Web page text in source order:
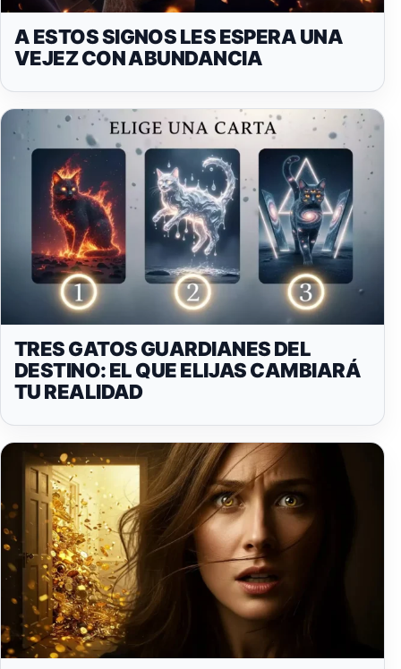
A ESTOS SIGNOS LES ESPERA UNA
VEJEZ CON ABUNDANCIA
TRES GATOS GUARDIANES DEL
DESTINO: EL QUE ELIJAS CAMBIARÁ
TU REALIDAD